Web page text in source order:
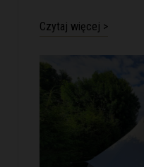
Czytaj więcej >